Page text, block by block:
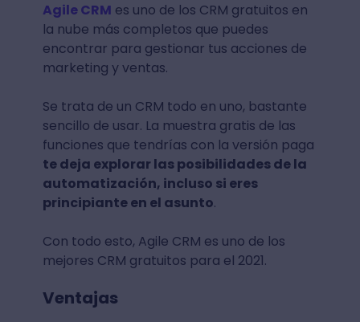
Agile CRM es uno de los CRM gratuitos en
la nube más completos que puedes
encontrar para gestionar tus acciones de
marketing y ventas.
Se trata de un CRM todo en uno, bastante
sencillo de usar. La muestra gratis de las
funciones que tendrías con la versión paga
te deja explorar las posibilidades de la
automatización, incluso si eres
principiante en el asunto.
Con todo esto, Agile CRM es uno de los
mejores CRM gratuitos para el 2021.
Ventajas